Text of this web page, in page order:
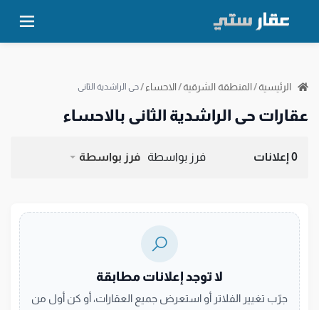
الرئيسية/المنطقة الشرقية/الاحساء/حي الراشدية الثاني
عقارات حي الراشدية الثاني بالاحساء
0 إعلانات فرز بواسطة فرز بواسطة
لا توجد إعلانات مطابقة
جرّب تغيير الفلاتر أو استعرض جميع العقارات، أو كن أول من